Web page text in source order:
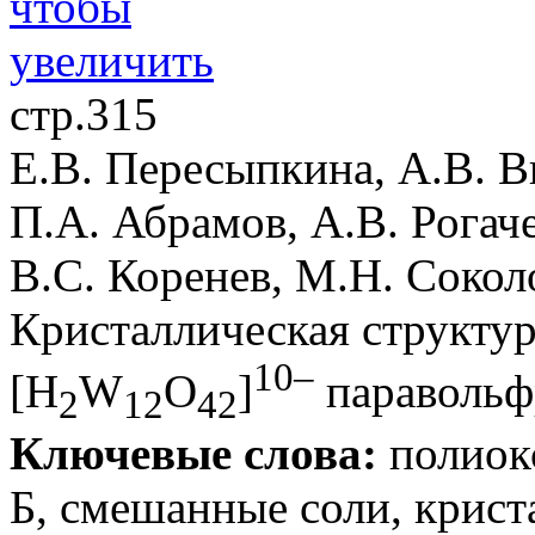
стр.315
Е.В. Пересыпкина, А.В.
П.А. Абрамов, А.В.
В.С. Коренев, М.Н.
Кристаллическая
[H2W12O42]10–
Ключевые слова:
Б, смешанные соли,